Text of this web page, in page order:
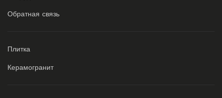
Обратная связь
Плитка
Керамогранит